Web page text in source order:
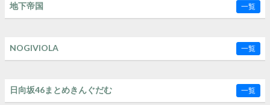
地下帝国 一覧
NOGIVIOLA 一覧
日向坂46まとめきんぐだむ 一覧